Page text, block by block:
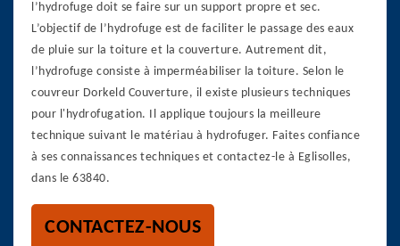
l’hydrofuge doit se faire sur un support propre et sec.
L’objectif de l’hydrofuge est de faciliter le passage des eaux
de pluie sur la toiture et la couverture. Autrement dit,
l’hydrofuge consiste à imperméabiliser la toiture. Selon le
couvreur Dorkeld Couverture, il existe plusieurs techniques
pour l'hydrofugation. Il applique toujours la meilleure
technique suivant le matériau à hydrofuger. Faites confiance
à ses connaissances techniques et contactez-le à Eglisolles,
dans le 63840.
CONTACTEZ-NOUS